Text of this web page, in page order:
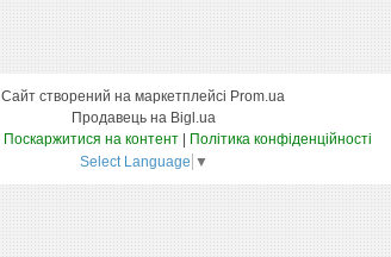
Сайт створений на маркетплейсі Prom.ua
Продавець на Bigl.ua
Поскаржитися на контент
Політика конфіденційності
Select Language ▼